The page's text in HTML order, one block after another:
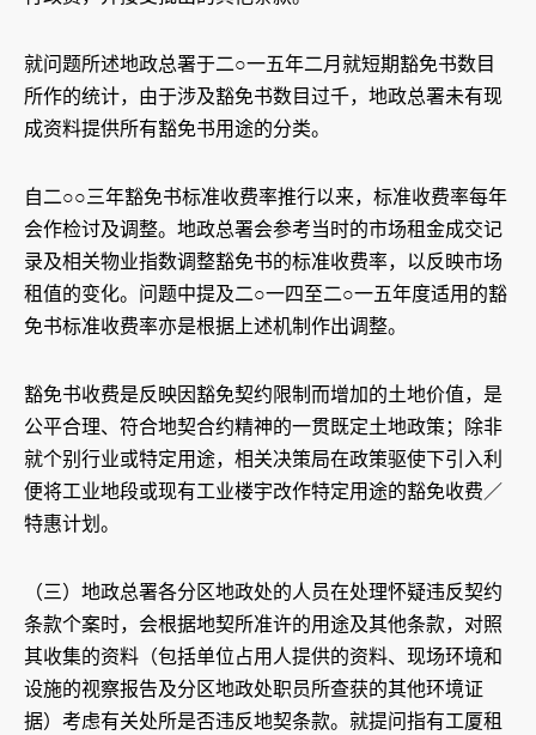
就问题所述地政总署于二○一五年二月就短期豁免书数目
所作的统计，由于涉及豁免书数目过千，地政总署未有现
成资料提供所有豁免书用途的分类。
自二○○三年豁免书标准收费率推行以来，标准收费率每年
会作检讨及调整。地政总署会参考当时的市场租金成交记
录及相关物业指数调整豁免书的标准收费率，以反映市场
租值的变化。问题中提及二○一四至二○一五年度适用的豁
免书标准收费率亦是根据上述机制作出调整。
豁免书收费是反映因豁免契约限制而增加的土地价值，是
公平合理、符合地契合约精神的一贯既定土地政策；除非
就个别行业或特定用途，相关决策局在政策驱使下引入利
便将工业地段或现有工业楼宇改作特定用途的豁免收费／
特惠计划。
（三）地政总署各分区地政处的人员在处理怀疑违反契约
条款个案时，会根据地契所准许的用途及其他条款，对照
其收集的资料（包括单位占用人提供的资料、现场环境和
设施的视察报告及分区地政处职员所查获的其他环境证
据）考虑有关处所是否违反地契条款。就提问指有工厦租